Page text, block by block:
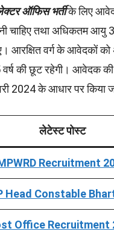
ऑफिस भर्तीके लिए
चाहिए तथा अधिकतम आयु
आरक्षित वर्ग के आवेदकों
की छूट रहेगी। आवेदक
2024 के आधार पर किया
लेटेस्ट पोस्ट
Recruitment
Head Constable
Office Recruitment